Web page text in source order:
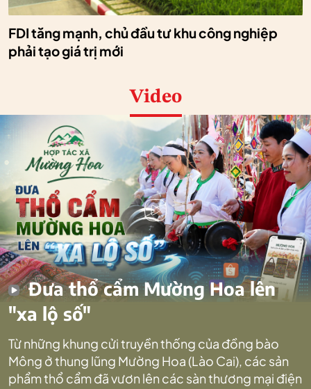
FDI tăng mạnh, chủ đầu tư khu công nghiệp
phải tạo giá trị mới
Video
Đưa thổ cẩm Mường Hoa lên
"xa lộ số"
Từ những khung cửi truyền thống của đồng bào
Mông ở thung lũng Mường Hoa (Lào Cai), các sản
phẩm thổ cẩm đã vươn lên các sàn thương mại điện